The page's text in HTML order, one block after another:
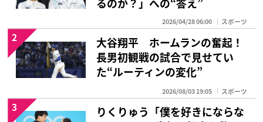
2026/04/28 06:00 スポーツ
大谷翔平 ホームランの奮起！
長男初観戦の試合で見せてい
た“ルーティンの変化”
2026/08/03 19:05 スポーツ
2
りくりゅう「僕を好きにならな
3